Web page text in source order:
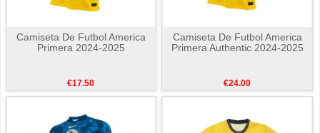
Camiseta De Futbol America
Primera 2024-2025
€17.50
Camiseta De Futbol America
Primera Authentic 2024-2025
€24.00